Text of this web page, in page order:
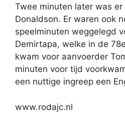
Twee minuten later was
Donaldson. Er waren ook
speelminuten weggelegd
Demirtapa, welke in de
kwam voor aanvoerder
minuten voor tijd
een nuttige ingreep een
www.rodajc.nl